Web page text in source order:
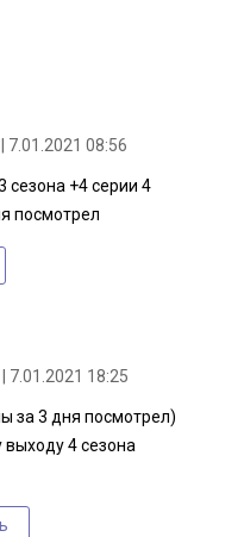
| 7.01.2021 08:56
сезона +4 серии 4
посмотрел
| 7.01.2021 18:25
за 3 дня посмотрел)
выходу 4 сезона